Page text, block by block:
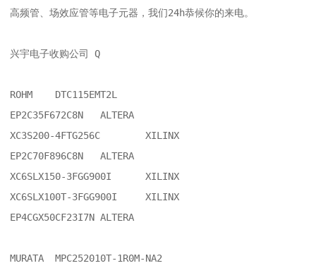
高频管、场效应管等电子元器，我们24h恭候你的来电。
兴宇电子收购公司 Q
ROHM	DTC115EMT2L
EP2C35F672C8N	ALTERA
XC3S200-4FTG256C	XILINX
EP2C70F896C8N	ALTERA
XC6SLX150-3FGG900I	XILINX
XC6SLX100T-3FGG900I	XILINX
EP4CGX50CF23I7N	ALTERA
MURATA	MPC252010T-1R0M-NA2